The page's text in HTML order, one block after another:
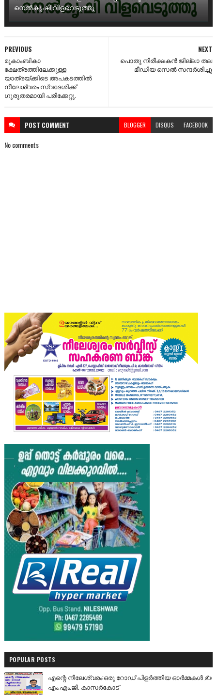
നെൽകൃഷി വിളവെടുത്തു
NEXT
പൊതു നിരീക്ഷകൻ ജില്ലാ തല
മീഡിയ സെൽ സന്ദർശിച്ചു
PREVIOUS
മൂകാംബികാ
ക്ഷേത്രത്തിലേക്കുള്ള
യാത്രയ്ക്കിടെ അപകടത്തിൽ
നീലേശ്വരം സ്വദേശിക്ക്
ഗുരുതരമായി പരിക്കേറ്റു.
POST COMMENT BLOGGER DISQUS FACEBOOK
No comments
POPULAR POSTS
എന്റെ നീലേശ്വരം:ഒരു റോഡ് പിളർത്തിയ ഓർമ്മകൾ ✍️
എം.എം.ജി. കാസർകോട്